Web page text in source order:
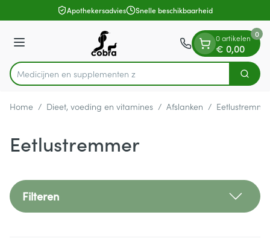
Ga naar de inhoudApothekersadvies Snelle beschikbaarheid
Menu
Product, merk, categorie...
Medicijne Zoek
0 artikelen
€ 0,00
0
Home / Dieet, voeding en vitamines / Afslanken /
Eetlustremmer
Filteren